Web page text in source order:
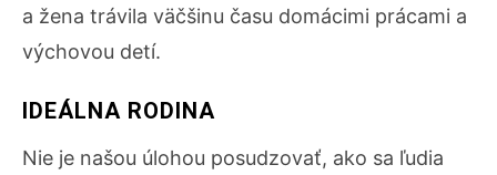
a žena trávila väčšinu času domácimi prácami a
výchovou detí.
IDEÁLNA RODINA
Nie je našou úlohou posudzovať, ako sa ľudia